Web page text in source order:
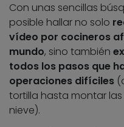
Con unas sencillas
posible hallar no solo
vídeo por cocineros
mundo, sino también
todos los pasos que
operaciones difíciles
tortilla hasta montar
nieve).